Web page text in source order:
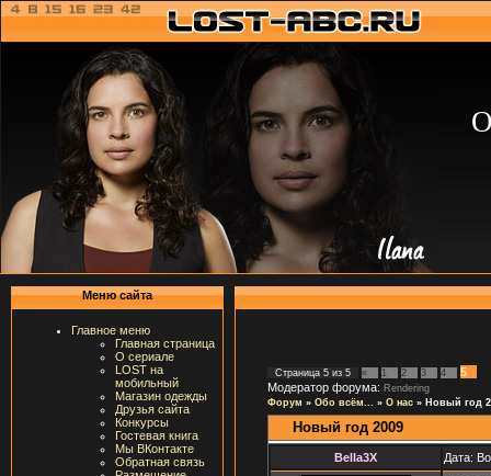
Меню сайта
Главное меню
Главная страница
О сериале
LOST на
мобильный
Магазин одежды
Друзья сайта
Конкурсы
Гостевая книга
Мы ВКонтакте
Обратная связь
Страница 5 из 5 « 1 2 3 4
5
Модератор форума: Rendering
Форум » Обо всём... » О нас » Новый год
Новый год 2009
Bella3X Дата: